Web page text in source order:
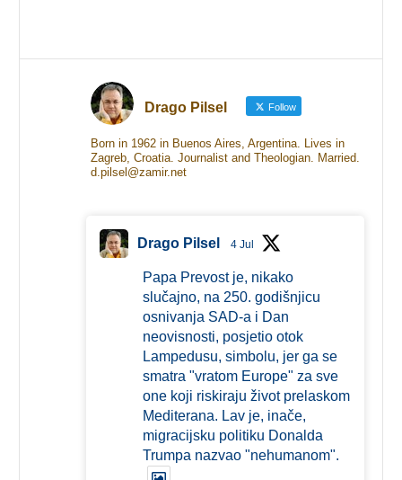
Drago Pilsel Follow
Born in 1962 in Buenos Aires, Argentina. Lives in
Zagreb, Croatia. Journalist and Theologian. Married.
d.pilsel@zamir.net
Drago Pilsel 4 Jul
Papa Prevost je, nikako
slučajno, na 250. godišnjicu
osnivanja SAD-a i Dan
neovisnosti, posjetio otok
Lampedusu, simbolu, jer ga se
smatra "vratom Europe" za sve
one koji riskiraju život prelaskom
Mediterana. Lav je, inače,
migracijsku politiku Donalda
Trumpa nazvao "nehumanom".